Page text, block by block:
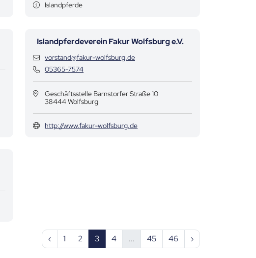
Islandpferde
Islandpferdeverein Fakur Wolfsburg e.V.
Kontaktdaten
vorstand@fakur-wolfsburg.de
Kontaktdaten
05365-7574
Geschäftsstelle Barnstorfer Straße 10
38444 Wolfsburg
http://www.fakur-wolfsburg.de
‹ 1 2 3 4 ... 45 46 ›